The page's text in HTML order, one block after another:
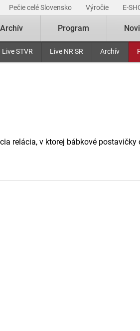
Pečie celé Slovensko Výročie E-
Live STVR Live NR SR Archív
Archív Program
relácia, v ktorej bábkové